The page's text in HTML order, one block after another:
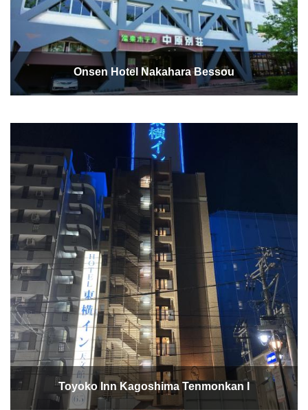
Onsen Hotel Nakahara Bessou
Toyoko Inn Kagoshima Tenmonkan I